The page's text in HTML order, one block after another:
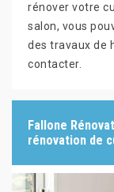
rénover votre
salon, vous
des travaux de
contacter.
Fallone
rénovation de